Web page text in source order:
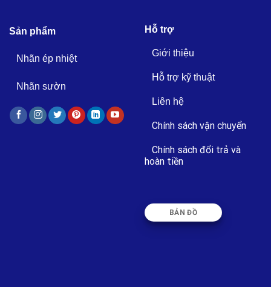
Sản phẩm
Nhãn ép nhiệt
Nhãn sườn
Hỗ trợ
Giới thiệu
Hỗ trợ kỹ thuật
Liên hệ
Chính sách vận chuyển
Chính sách đổi trả và
hoàn tiền
BẢN ĐỒ